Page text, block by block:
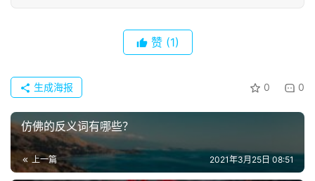
网
电
影
台
词
赞 (1)
0 0
生成海报
仿佛的反义词有哪些？
上一篇 2021年3月25日 08:51